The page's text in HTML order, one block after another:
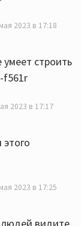
2023 в 17:18
строить
f561r
2023 в 17:17
2023 в 17:25